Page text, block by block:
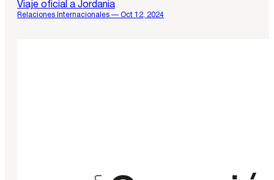
Viaje oficial a Jordania
Relaciones Internacionales — Oct 12, 2024